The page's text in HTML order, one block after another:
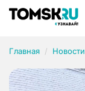
Главная Новости